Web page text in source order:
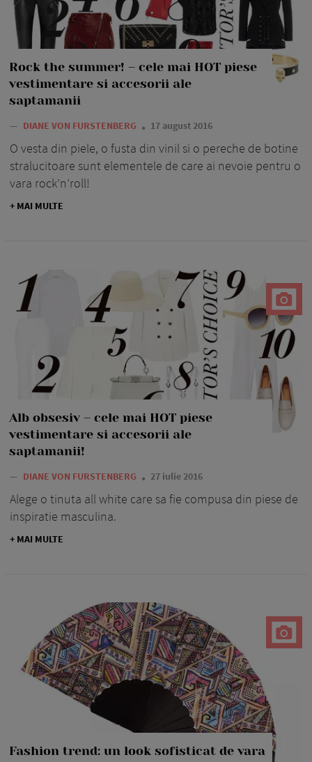
Rock the summer! – cele mai HOT piese
vestimentare si accesorii ale
saptamanii
— DIANE VON FURSTENBERG 17 august 2016
O vesta din piele, o fusta din vinil si o pereche de botine
stralucitoare sunt elementele de care ai nevoie pentru o
vara rock’n’roll!
+ MAI MULTE
Alb obsesiv – cele mai HOT piese
vestimentare si accesorii ale
saptamanii!
— DIANE VON FURSTENBERG 27 iulie 2016
Alege o tinuta all white care sa fie compusa din piese de
inspiratie masculina.
+ MAI MULTE
Fashion trend: un look sofisticat de vara